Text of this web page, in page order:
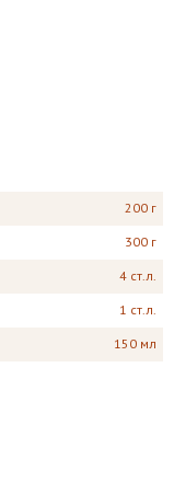
200 г
300 г
4 ст.л.
1 ст.л.
150 мл